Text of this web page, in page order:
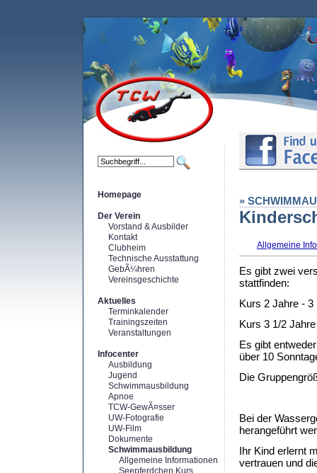
Homepage
Der Verein
Vorstand & Ausbilder
Kontakt
Clubheim
Technische Ausstattung
GebÃ¼hren
Vereinsgeschichte
Aktuelles
Terminkalender
Trainingszeiten
Veranstaltungen
Infocenter
Ausbildung
Jugend
Schwimmausbildung
Apnoe
TCW-GewÃ¤sser
UW-Fotografie
UW-Film
Dokumente
Schwimmausbildung
Allgemeine Informationen
Seepferdchen Kurs
»
Allgemeine
Es gibt zwei
stattfinden:
Kurs 2 Jahre -
Kurs 3 1/2
Es gibt
über 10
Die
Bei der
herangeführt
Ihr Kind erlernt
vertrauen und